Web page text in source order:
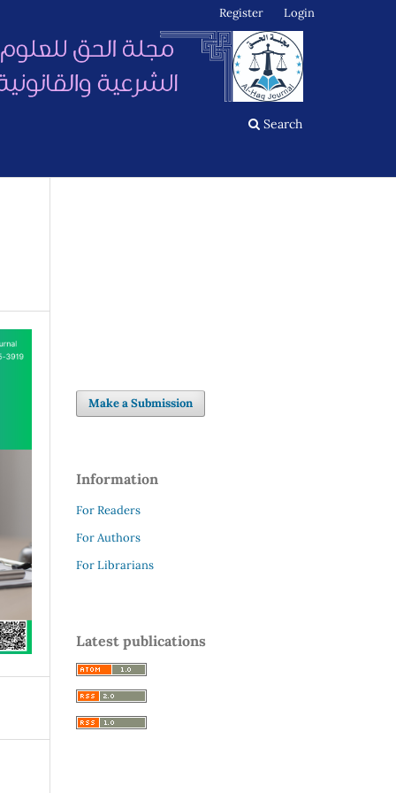
Search
Register Login
Make a Submission
Information
For Readers
For Authors
For Librarians
Latest publications